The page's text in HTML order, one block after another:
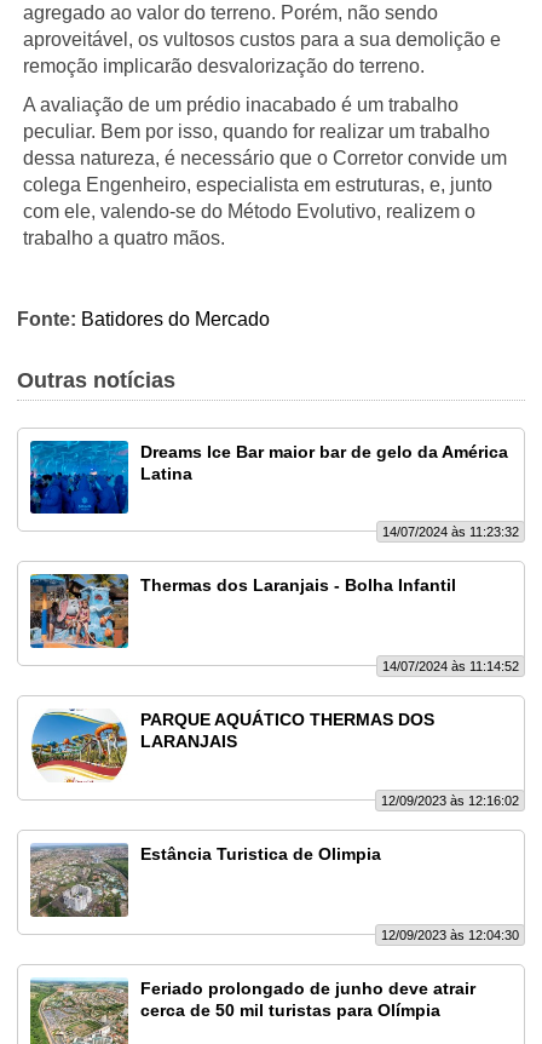
agregado ao valor do terreno. Porém, não sendo
aproveitável, os vultosos custos para a sua demolição e
remoção implicarão desvalorização do terreno.
A avaliação de um prédio inacabado é um trabalho
peculiar. Bem por isso, quando for realizar um trabalho
dessa natureza, é necessário que o Corretor convide um
colega Engenheiro, especialista em estruturas, e, junto
com ele, valendo-se do Método Evolutivo, realizem o
trabalho a quatro mãos.
Fonte: Batidores do Mercado
Outras notícias
Dreams Ice Bar maior bar de gelo da América
Latina
14/07/2024 às 11:23:32
Thermas dos Laranjais - Bolha Infantil
14/07/2024 às 11:14:52
PARQUE AQUÁTICO THERMAS DOS
LARANJAIS
12/09/2023 às 12:16:02
Estância Turistica de Olimpia
12/09/2023 às 12:04:30
Feriado prolongado de junho deve atrair
cerca de 50 mil turistas para Olímpia